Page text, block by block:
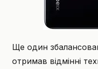
Ще один
отримав відмінні